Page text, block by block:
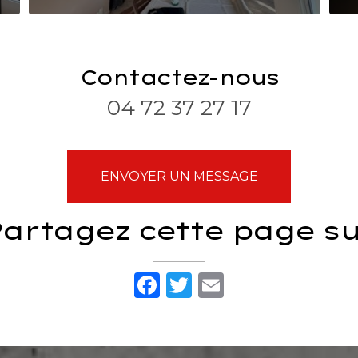
Contactez-nous
04 72 37 27 17
ENVOYER UN MESSAGE
cette page
Facebook
Twitter